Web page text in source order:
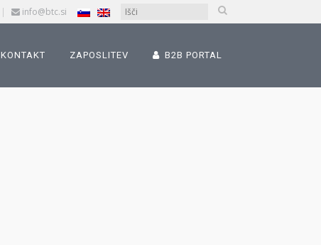
| info@btc.si
KONTAKT ZAPOSLITEV B2B PORTAL